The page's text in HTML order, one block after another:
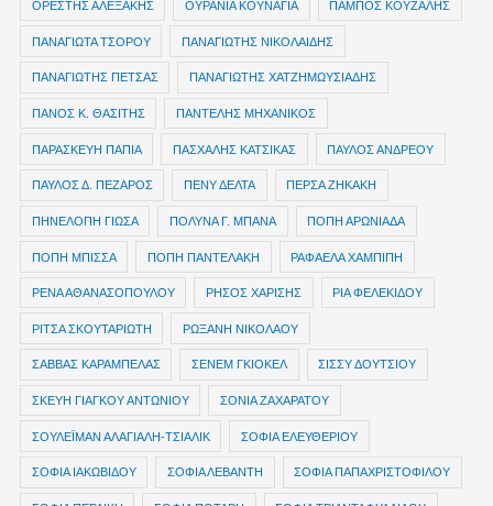
ΟΡΕΣΤΗΣ ΑΛΕΞΑΚΗΣ ΟΥΡΑΝΙΑ ΚΟΥΝΑΓΙΑ ΠΑΜΠΟΣ ΚΟΥΖΑΛΗΣ
ΠΑΝΑΓΙΩΤΑ ΤΣΟΡΟΥ ΠΑΝΑΓΙΩΤΗΣ ΝΙΚΟΛΑΙΔΗΣ
ΠΑΝΑΓΙΩΤΗΣ ΠΕΤΣΑΣ ΠΑΝΑΓΙΩΤΗΣ ΧΑΤΖΗΜΩΥΣΙΑΔΗΣ
ΠΑΝΟΣ Κ. ΘΑΣΙΤΗΣ ΠΑΝΤΕΛΗΣ ΜΗΧΑΝΙΚΟΣ
ΠΑΡΑΣΚΕΥΗ ΠΑΠΙΑ ΠΑΣΧΑΛΗΣ ΚΑΤΣΙΚΑΣ ΠΑΥΛΟΣ ΑΝΔΡΕΟΥ
ΠΑΥΛΟΣ Δ. ΠΕΖΑΡΟΣ ΠΕΝΥ ΔΕΛΤΑ ΠΕΡΣΑ ΖΗΚΑΚΗ
ΠΗΝΕΛΟΠΗ ΓΙΩΣΑ ΠΟΛΥΝΑ Γ. ΜΠΑΝΑ ΠΟΠΗ ΑΡΩΝΙΑΔΑ
ΠΟΠΗ ΜΠΙΣΣΑ ΠΟΠΗ ΠΑΝΤΕΛΑΚΗ ΡΑΦΑΕΛΑ ΧΑΜΠΙΠΗ
ΡΕΝΑ ΑΘΑΝΑΣΟΠΟΥΛΟΥ ΡΗΣΟΣ ΧΑΡΙΣΗΣ ΡΙΑ ΦΕΛΕΚΙΔΟΥ
ΡΙΤΣΑ ΣΚΟΥΤΑΡΙΩΤΗ ΡΩΞΑΝΗ ΝΙΚΟΛΑΟΥ
ΣΑΒΒΑΣ ΚΑΡΑΜΠΕΛΑΣ ΣΕΝΕΜ ΓΚΙΟΚΕΛ ΣΙΣΣΥ ΔΟΥΤΣΙΟΥ
ΣΚΕΥΗ ΓΙΑΓΚΟΥ ΑΝΤΩΝΙΟΥ ΣΟΝΙΑ ΖΑΧΑΡΑΤΟΥ
ΣΟΥΛΕΪΜΑΝ ΑΛΑΓΙΑΛΗ-ΤΣΙΑΛΙΚ ΣΟΦΙΑ ΕΛΕΥΘΕΡΙΟΥ
ΣΟΦΙΑ ΙΑΚΩΒΙΔΟΥ ΣΟΦΙΑ ΛΕΒΑΝΤΗ ΣΟΦΙΑ ΠΑΠΑΧΡΙΣΤΟΦΙΛΟΥ